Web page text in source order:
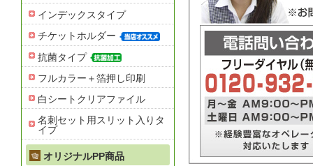
インデックスタイプ
チケットホルダー
抗菌タイプ
フルカラー＋箔押し印刷
白シートクリアファイル
名刺セット用スリット入りタ
イプ
オリジナルPP商品